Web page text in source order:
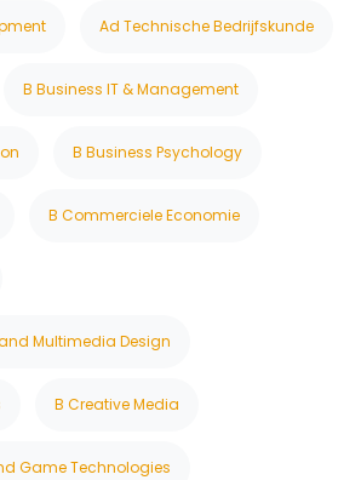
Ad Technische Bedrijfskunde
B Business IT & Management
B Business Psychology
B Commerciele Economie
Multimedia Design
B Creative Media
Game Technologies